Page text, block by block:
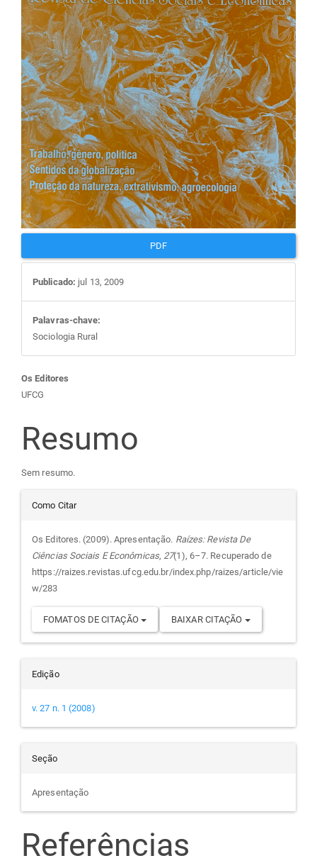
artigos
PDF
Publicado: jul 13, 2009
Palavras-chave:
Sociologia Rural
Conteúdo
do
artigo
principal
Os Editores
UFCG
Resumo
Sem resumo.
Detalhes
do
artigo
Como Citar
Os Editores. (2009). Apresentação. Raízes: Revista De
Ciências Sociais E Econômicas, 27(1), 6–7. Recuperado de
https://raizes.revistas.ufcg.edu.br/index.php/raizes/article/vie
w/283
FOMATOS DE CITAÇÃO BAIXAR CITAÇÃO
Edição
v. 27 n. 1 (2008)
Seção
Apresentação
Referências